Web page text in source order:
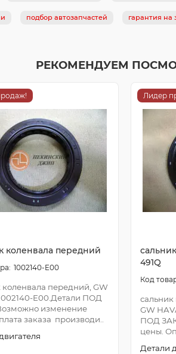
подбор автозапчастей гарантия на
РЕКОМЕНДУЕМ
коленвала передний
1002140-E00
коленвала передний, GW
E00.Детали ПОД
изменение
заказа производи..
Лидер
491Q
сальник
GW
ПОД
цены.
Детали